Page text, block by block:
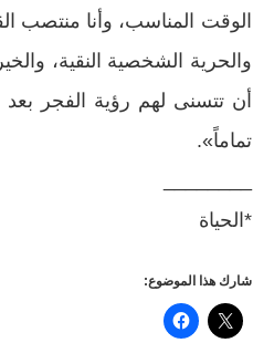
الوقت المناسب، وأنا منتصب
والحرية الشخصية النقية،
أن تتسنى لهم رؤية الفجر
تماماً».
*الحياة
شارك هذا الموضوع: